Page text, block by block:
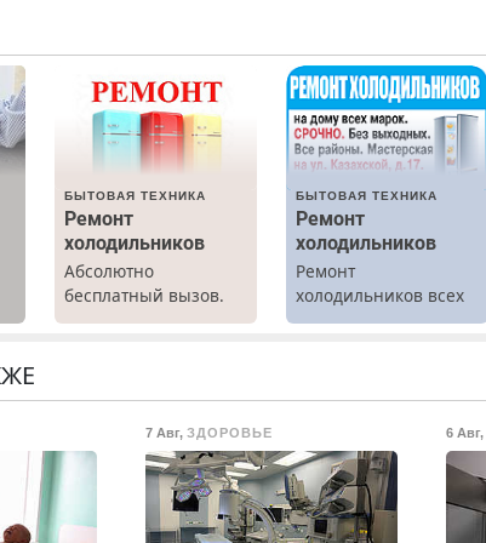
БЫТОВАЯ ТЕХНИКА
Ремонт
холодильников
Абсолютно
бесплатный вызов.
Ремонт
выходных.
Пенсионерам –
скидки до 40%.
Мастер со стажем.
БЫТОВАЯ ТЕХНИКА
Ремонт
холодильников
Ремонт
холодильников всех
марок на дому.
7 Авг,ЗДОРОВЬЕ 6 Авг,